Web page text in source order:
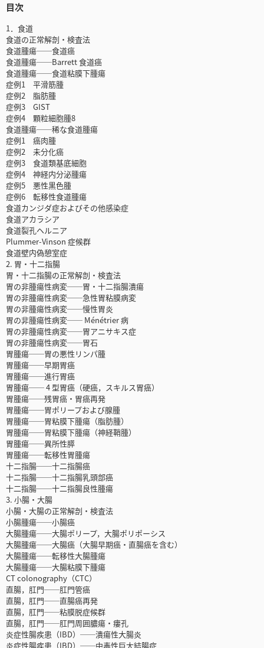
目次
1．食道
食道の正常解剖・検査法
食道腫瘍──食道癌
食道腫瘍──Barrett 食道癌
食道腫瘍──食道粘膜下腫瘍
症例1 平滑筋腫
症例2 脂肪腫
症例3 GIST
症例4 顆粒細胞腫8
食道腫瘍──稀な食道腫瘍
症例1 癌肉腫
症例2 未分化癌
症例3 食道類基底細胞
症例4 神経内分泌腫瘍
症例5 悪性黒色腫
症例6 転移性食道腫瘍
食道カンジダ症およびその他感染症
食道アカラシア
食道裂孔ヘルニア
Plummer-Vinson 症候群
食道壁内偽憩室症
2. 胃・十二指腸
胃・十二指腸の正常解剖・検査法
胃の非腫瘍性病変──胃・十二指腸潰瘍
胃の非腫瘍性病変──急性胃粘膜病変
胃の非腫瘍性病変──慢性胃炎
胃の非腫瘍性病変── Ménétrier 病
胃の非腫瘍性病変──胃アニサキス症
胃の非腫瘍性病変──胃石
胃腫瘍──胃の悪性リンパ腫
胃腫瘍──早期胃癌
胃腫瘍──進行胃癌
胃腫瘍── 4 型胃癌（硬癌，スキルス胃癌）
胃腫瘍──残胃癌・胃癌再発
胃腫瘍──胃ポリープおよび腺腫
胃腫瘍──胃粘膜下腫瘍（脂肪腫）
胃腫瘍──胃粘膜下腫瘍（神経鞘腫）
胃腫瘍──異所性膵
胃腫瘍──転移性胃腫瘍
十二指腸──十二指腸癌
十二指腸──十二指腸乳頭部癌
十二指腸──十二指腸良性腫瘍
3. 小腸・大腸
小腸・大腸の正常解剖・検査法
小腸腫瘍──小腸癌
大腸腫瘍──大腸ポリープ，大腸ポリポーシス
大腸腫瘍──大腸癌（大腸早期癌・直腸癌を含む）
大腸腫瘍──転移性大腸腫瘍
大腸腫瘍──大腸粘膜下腫瘍
CT colonography（CTC）
直腸，肛門──肛門管癌
直腸，肛門──直腸癌再発
直腸，肛門──粘膜脱症候群
直腸，肛門──肛門周囲膿瘍・瘻孔
炎症性腸疾患（IBD）──潰瘍性大腸炎
炎症性腸疾患（IBD）──中毒性巨大結腸症